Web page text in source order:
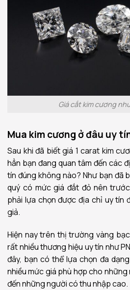
Giá cắt kim cương
Mua kim cương ở đâu uy
Sau khi đã biết giá 1 carat kim
hẳn bạn đang quan tâm đến các
tín đúng không nào? Như bạn đã
quý có mức giá đắt đỏ nên
phải lựa chọn được địa chỉ uy tín
giả.
Hiện nay trên thị trường vàng
rất nhiều thương hiệu uy tín như
đây, bạn có thể lựa chọn đa
nhiều mức giá phù hợp cho
đến những người có thu nhập cao.